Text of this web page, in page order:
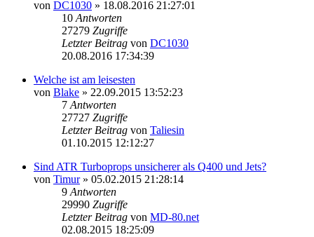
von DC1030 » 18.08.2016 21:27:01
10 Antworten
27279 Zugriffe
Letzter Beitrag von DC1030
20.08.2016 17:34:39
Welche ist am leisesten
von Blake » 22.09.2015 13:52:23
7 Antworten
27727 Zugriffe
Letzter Beitrag von Taliesin
01.10.2015 12:12:27
Sind ATR Turboprops unsicherer als Q400 und Jets?
von Timur» 05.02.2015 21:28:14
9 Antworten
29990 Zugriffe
Letzter Beitrag von MD-80.net
02.08.2015 18:25:09